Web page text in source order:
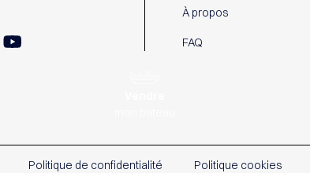
À propos
FAQ
Politique de confidentialité Politique cookies